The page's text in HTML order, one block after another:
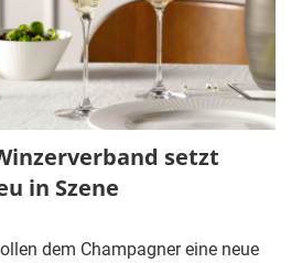
setzt
in Szene
dem Champagner eine neue